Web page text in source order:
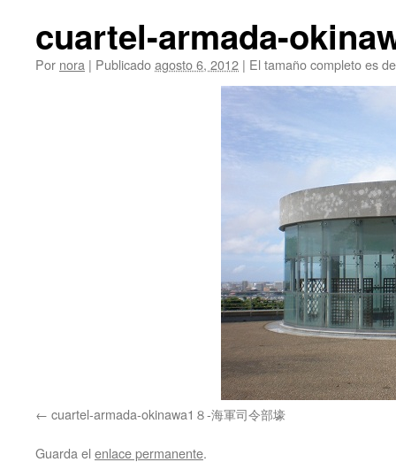
cuartel-armada-
Por nora | Publicadoagosto 6, 2012 | El tamaño completo es
cuartel-armada-okinawa1８-海軍司令部壕
Guarda el enlace permanente.